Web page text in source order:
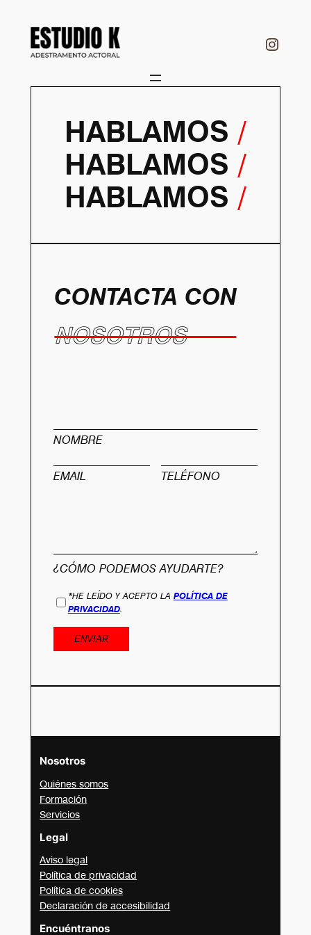
contenido
HABLAMOS /
HABLAMOS /
HABLAMOS /
CONTACTA CON
NOSOTROS
NOMBRE
EMAIL TELÉFONO
¿CÓMO PODEMOS AYUDARTE?
*HE LEÍDO Y ACEPTO LA POLÍTICA DE
PRIVACIDAD.
Nosotros
Quiénes somos
Formación
Servicios
Legal
Aviso legal
Política de privacidad
Política de cookies
Declaración de accesibilidad
Encuéntranos